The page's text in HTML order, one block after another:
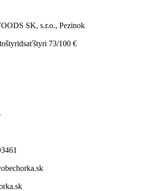
SK, s.r.o., Pezinok
73/100 €